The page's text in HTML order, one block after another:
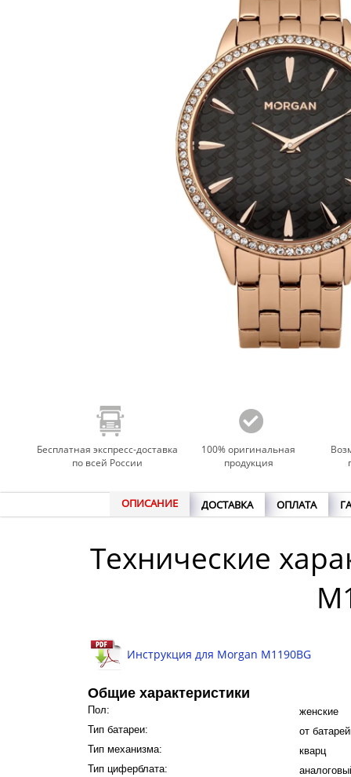
Бесплатная экспресс-доставка
по всей России
100% оригинальная
продукция
ОПИСАНИЕ ДОСТАВКА ОПЛАТА
Технические
Инструкция для Morgan M1190BG
Общие характеристики
Пол:
женские
Тип батареи:
от
Тип механизма:
кварц
Тип циферблата: